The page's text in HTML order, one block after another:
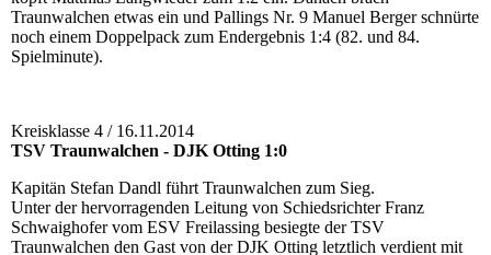
Traunwalchen etwas ein und Pallings Nr. 9 Manuel Berger schnürte
noch einem Doppelpack zum Endergebnis 1:4 (82. und 84.
Spielminute).
Kreisklasse 4 / 16.11.2014
TSV Traunwalchen - DJK Otting 1:0
Kapitän Stefan Dandl führt Traunwalchen zum Sieg.
Unter der hervorragenden Leitung von Schiedsrichter Franz
Schwaighofer vom ESV Freilassing besiegte der TSV
Traunwalchen den Gast von der DJK Otting letztlich verdient mit